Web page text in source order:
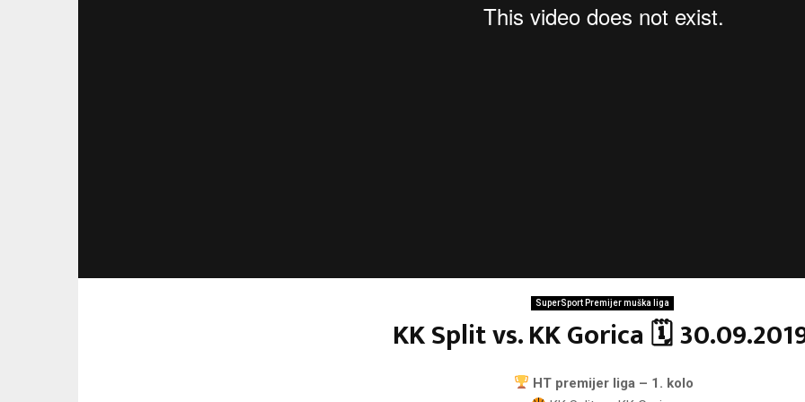
SuperSport Premijer muška liga
KK Split vs. KK Gorica 🗓
HT premijer liga – 1. kolo